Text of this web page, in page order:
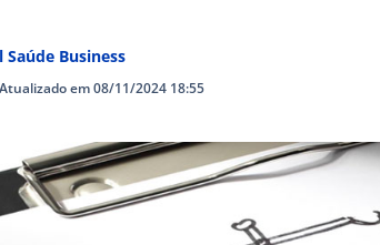
Saúde Business
Atualizado em 08/11/2024 18:55